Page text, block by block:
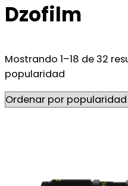
Dzofilm
Mostrando 1–18 de 32
popularidad